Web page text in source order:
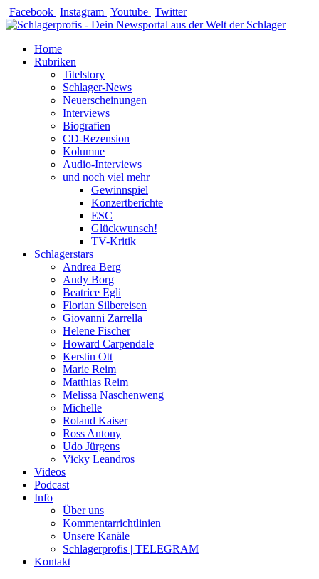
Zum
Inhalt
Facebook Instagram Youtube Twitter
Home
Rubriken
Titelstory
Schlager-News
Neuerscheinungen
Interviews
Biografien
CD-Rezension
Kolumne
Audio-Interviews
und noch viel mehr
Gewinnspiel
Konzertberichte
ESC
Glückwunsch!
TV-Kritik
Schlagerstars
Andrea Berg
Andy Borg
Beatrice Egli
Florian Silbereisen
Giovanni Zarrella
Helene Fischer
Howard Carpendale
Kerstin Ott
Marie Reim
Matthias Reim
Melissa Naschenweng
Michelle
Roland Kaiser
Ross Antony
Udo Jürgens
Vicky Leandros
Videos
Podcast
Info
Über uns
Kommentarrichtlinien
Unsere Kanäle
Schlagerprofis | TELEGRAM
Kontakt